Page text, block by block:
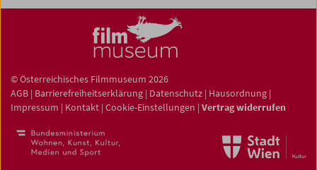
© Österreichisches Filmmuseum 2026
AGB | Barrierefreiheitserklärung | Datenschutz | Hausordnung |
Impressum | Kontakt | Cookie-Einstellungen | Vertrag widerrufen